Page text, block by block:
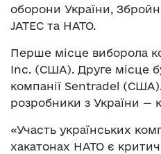
оборони України,
JATEC та НАТО.
Перше місце виборола
Inc. (США). Друге місце
компанії Sentradel
розробники з України —
«Участь українських
хакатонах НАТО є